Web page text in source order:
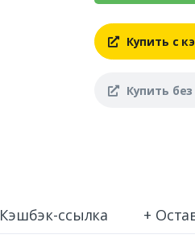
Купить с
Купить
Кэшбэк-ссылка +